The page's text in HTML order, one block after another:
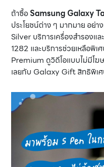
ถ้าซื้อSamsung Galaxy
ประโยชน์ต่าง ๆ มากมาย อย่
Silver บริการเครื่องสำรอง
1282 และบริการช่วยเหลือพิ
Premium ดูวิดีโอแบบไม่มีโ
เลยกับ Galaxy Gift สิทธิพิเศ